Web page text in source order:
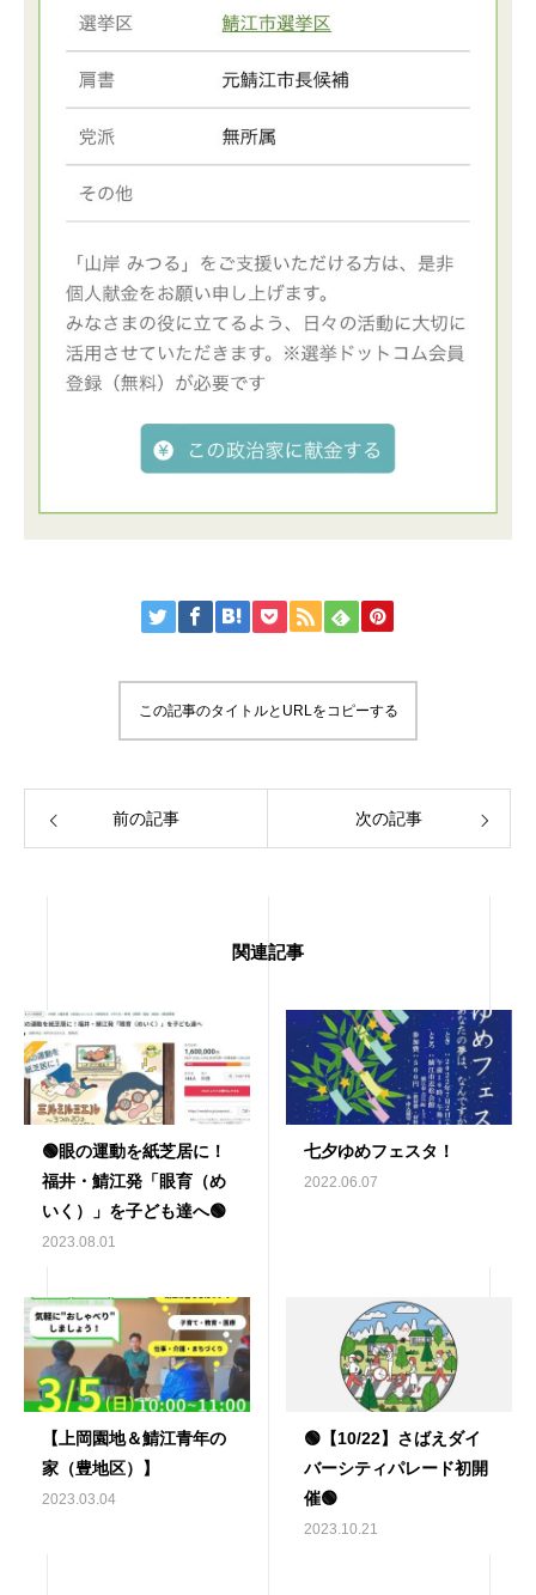
この記事のタイトルとURLをコピーする
前の記事 次の記事
関連記事
🟢眼の運動を紙芝居に！
福井・鯖江発「眼育（め
いく）」を子ども達へ🟢
2023.08.01
七夕ゆめフェスタ！
2022.06.07
【上岡園地＆鯖江青年の
家（豊地区）】
2023.03.04
🟢【10/22】さばえダイ
バーシティパレード初開
催🟢
2023.10.21